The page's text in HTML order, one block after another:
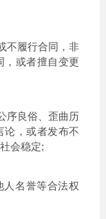
履行合同，非
，或者擅自变更
良俗、歪曲历
论，或者发布不
会稳定;
名誉等合法权